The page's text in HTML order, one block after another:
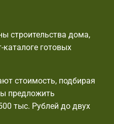
строительства дома,
каталоге готовых
стоимость, подбирая
предложить
тыс. Рублей до двух